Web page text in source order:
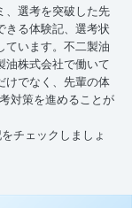
、選考を突破した先
きる体験記、選考状
ています。不二製油
油株式会社で働いて
けでなく、先輩の体
対策を進めることが
チェックしましょ